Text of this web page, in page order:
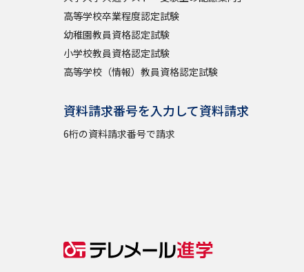
高等学校卒業程度認定試験
幼稚園教員資格認定試験
小学校教員資格認定試験
高等学校（情報）教員資格認定試験
資料請求番号を入力して資料請求
6桁の資料請求番号で請求